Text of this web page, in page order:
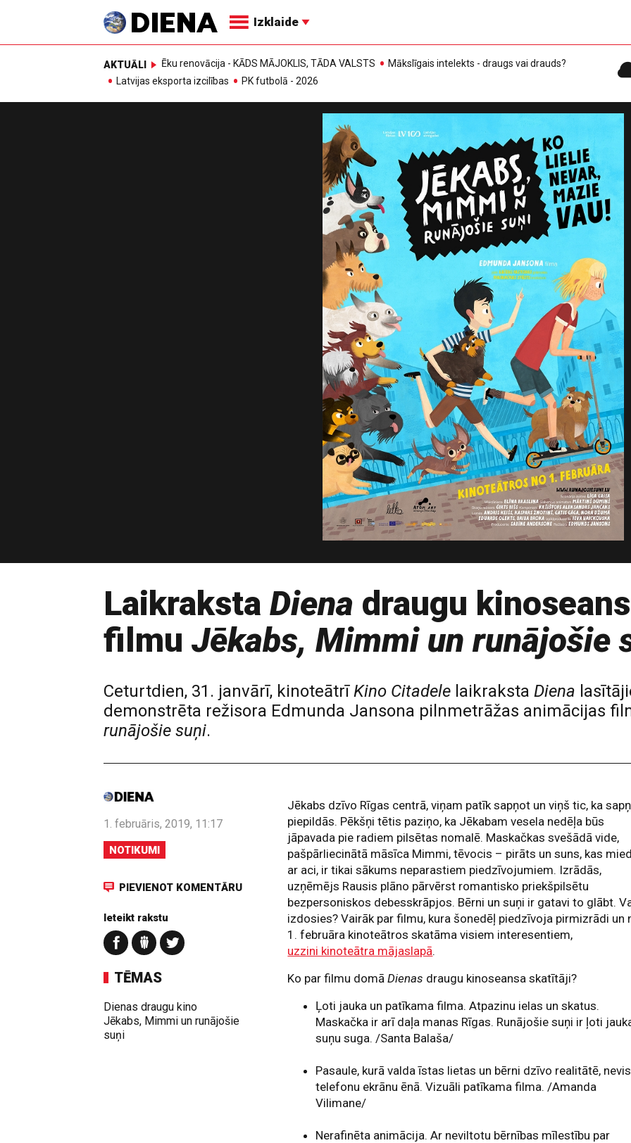
Izklaide
AKTUĀLI Ēku renovācija - KĀDS MĀJOKLIS, TĀDA VALSTS
Mākslīgais intelekts - draugs vai drauds?
Latvijas eksporta izcilības
PK futbolā - 2026
Laikraksta Diena draugu
filmu Jēkabs, Mimmi un runājošie
Ceturtdien, 31. janvārī, kinoteātrīKino Citadele laikraksta Diena
demonstrēta režisora Edmunda Jansona pilnmetrāžas animācijas
runājošie suņi.
1. februāris, 2019, 11:17
NOTIKUMI
PIEVIENOT KOMENTĀRU
Ieteikt rakstu
TĒMAS
Dienas draugu kino
Jēkabs, Mimmi un runājošie
suņi
Jēkabs dzīvo Rīgas centrā, viņam patīk sapņot un viņš tic, ka
piepildās. Pēkšņi tētis paziņo, ka Jēkabam vesela nedēļa būs
jāpavada pie radiem pilsētas nomalē. Maskačkas svešādā vide,
pašpārliecinātā māsīca Mimmi, tēvocis – pirāts un suns, kas
ar aci, ir tikai sākums neparastiem piedzīvojumiem. Izrādās,
uzņēmējs Rausis plāno pārvērst romantisko priekšpilsētu
bezpersoniskos debesskrāpjos. Bērni un suņi ir gatavi to glābt.
izdosies? Vairāk par filmu, kura šonedēļ piedzīvoja pirmizrādi un
1. februāra kinoteātros skatāma visiem interesentiem,
uzzini kinoteātra mājaslapā.
Ko par filmu domāDienas draugu kinoseansa skatītāji?
Ļoti jauka un patīkama filma. Atpazinu ielas un skatus.
Maskačka ir arī daļa manas Rīgas. Runājošie suņi ir ļoti
suņu suga. /Santa Balaša/
Pasaule, kurā valda īstas lietas un bērni dzīvo realitātē, nevis
telefonu ekrānu ēnā. Vizuāli patīkama filma. /Amanda
Vilimane/
Nerafinēta animācija. Ar neviltotu bērnības mīlestību par